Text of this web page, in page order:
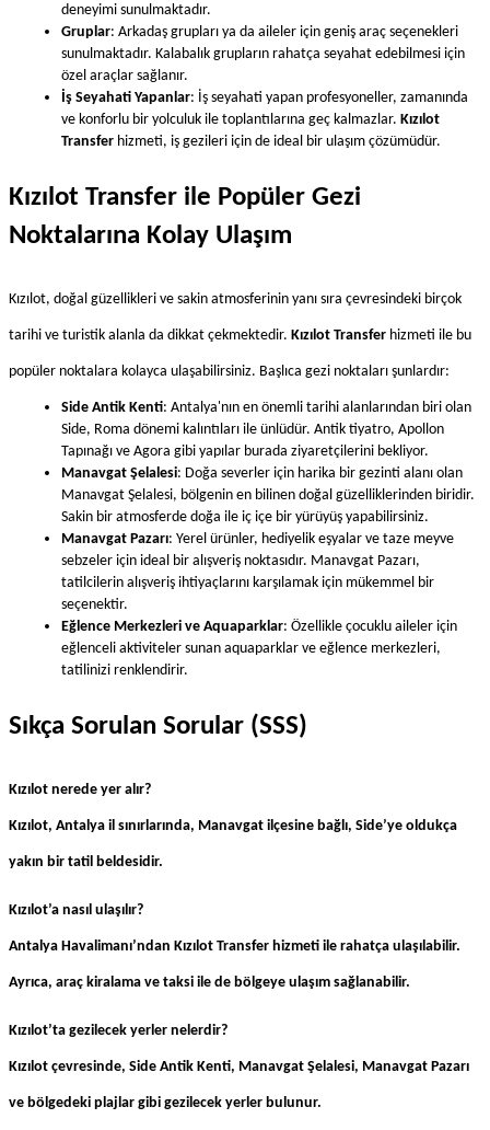
deneyimi sunulmaktadır.
Gruplar: Arkadaş grupları ya da aileler için geniş araç seçenekleri
sunulmaktadır. Kalabalık grupların rahatça seyahat edebilmesi için
özel araçlar sağlanır.
İş Seyahati Yapanlar: İş seyahati yapan profesyoneller, zamanında
ve konforlu bir yolculuk ile toplantılarına geç kalmazlar. Kızılot
Transfer hizmeti, iş gezileri için de ideal bir ulaşım çözümüdür.
Kızılot Transfer ile Popüler Gezi
Noktalarına Kolay Ulaşım
Kızılot, doğal güzellikleri ve sakin atmosferinin yanı sıra çevresindeki birçok
tarihi ve turistik alanla da dikkat çekmektedir. Kızılot Transfer hizmeti ile bu
popüler noktalara kolayca ulaşabilirsiniz. Başlıca gezi noktaları şunlardır:
Side Antik Kenti: Antalya'nın en önemli tarihi alanlarından biri olan
Side, Roma dönemi kalıntıları ile ünlüdür. Antik tiyatro, Apollon
Tapınağı ve Agora gibi yapılar burada ziyaretçilerini bekliyor.
Manavgat Şelalesi: Doğa severler için harika bir gezinti alanı olan
Manavgat Şelalesi, bölgenin en bilinen doğal güzelliklerinden biridir.
Sakin bir atmosferde doğa ile iç içe bir yürüyüş yapabilirsiniz.
Manavgat Pazarı: Yerel ürünler, hediyelik eşyalar ve taze meyve
sebzeler için ideal bir alışveriş noktasıdır. Manavgat Pazarı,
tatilcilerin alışveriş ihtiyaçlarını karşılamak için mükemmel bir
seçenektir.
Eğlence Merkezleri ve Aquaparklar: Özellikle çocuklu aileler için
eğlenceli aktiviteler sunan aquaparklar ve eğlence merkezleri,
tatilinizi renklendirir.
Sıkça Sorulan Sorular (SSS)
Kızılot nerede yer alır?
Kızılot, Antalya il sınırlarında, Manavgat ilçesine bağlı, Side’ye oldukça
yakın bir tatil beldesidir.
Kızılot’a nasıl ulaşılır?
Antalya Havalimanı’ndan Kızılot Transfer hizmeti ile rahatça ulaşılabilir.
Ayrıca, araç kiralama ve taksi ile de bölgeye ulaşım sağlanabilir.
Kızılot’ta gezilecek yerler nelerdir?
Kızılot çevresinde, Side Antik Kenti, Manavgat Şelalesi, Manavgat Pazarı
ve bölgedeki plajlar gibi gezilecek yerler bulunur.